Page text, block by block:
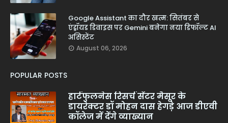
Google Assistant का दौर खत्म: सितंबर से
एंड्रॉयड डिवाइस पर Gemini बनेगा नया डिफॉल्ट AI
असिस्टेंट
August 06, 2026
POPULAR POSTS
हार्टफुलनेस रिसर्च सेंटर मैसूर के
डायरेक्टर डॉ मोहन दास हेगड़े आज डीएवी
कॉलेज में देंगे व्याख्यान